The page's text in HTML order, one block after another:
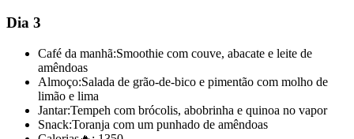
Dia 3
Café da manhã:Smoothie com couve, abacate e leite de
amêndoas
Almoço:Salada de grão-de-bico e pimentão com molho de
limão e lima
Jantar:Tempeh com brócolis, abobrinha e quinoa no vapor
Snack:Toranja com um punhado de amêndoas